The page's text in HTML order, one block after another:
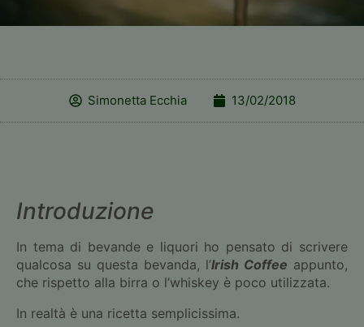
Simonetta Ecchia 13/02/2018
Introduzione
In tema di bevande e liquori ho pensato di scrivere
qualcosa su questa bevanda, l’Irish Coffee appunto,
che rispetto alla birra o l’whiskey è poco utilizzata.
In realtà è una ricetta semplicissima.